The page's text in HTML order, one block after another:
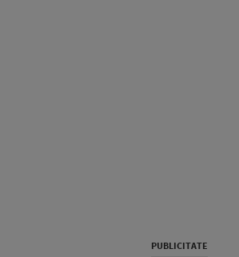
PUBLICITATE